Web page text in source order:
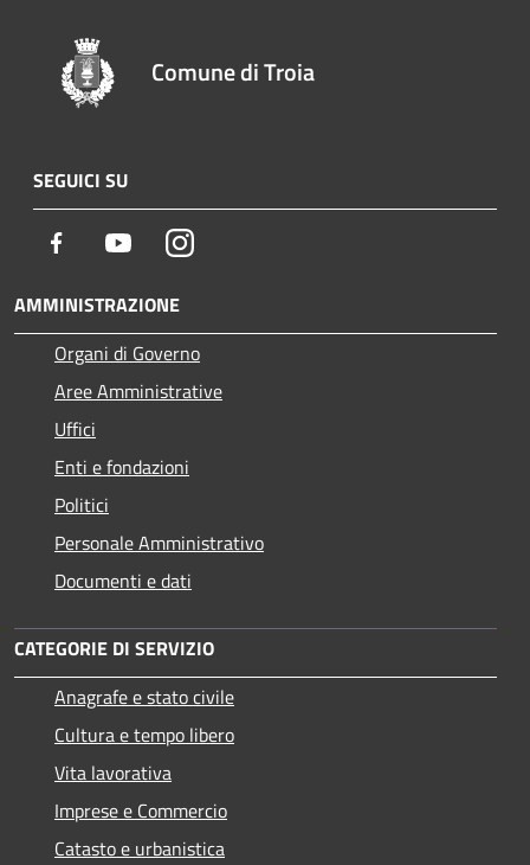
Comune di Troia
SEGUICI SU
Facebook YoutubeInstagram
AMMINISTRAZIONE
Organi di Governo
Aree Amministrative
Uffici
Enti e fondazioni
Politici
Personale Amministrativo
Documenti e dati
CATEGORIE DI SERVIZIO
Anagrafe e stato civile
Cultura e tempo libero
Vita lavorativa
Imprese e Commercio
Catasto e urbanistica